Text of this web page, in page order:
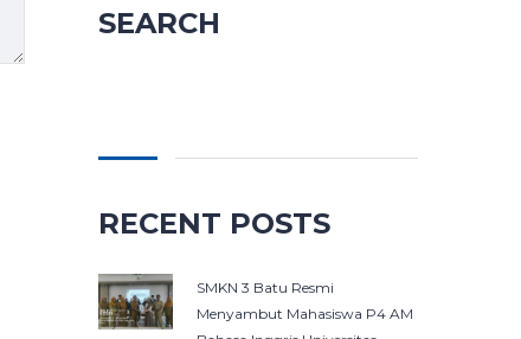
SEARCH
RECENT POSTS
SMKN 3 Batu Resmi
Menyambut Mahasiswa P4 AM